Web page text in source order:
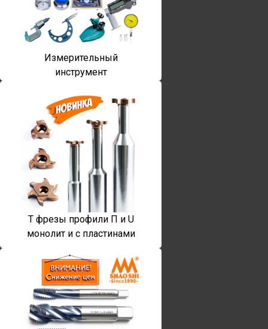
Измерительный
инструмент
T фрезы профили П и U
монолит и с пластинами